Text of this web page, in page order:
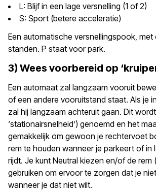
L: Blijf in een lage versnelling (1 of 2)
S: Sport (betere acceleratie)
Een automatische versnellingspook, met
standen. P staat voor park.
3) Wees voorbereid op
Een automaat zal langzaam vooruit
of een andere vooruitstand staat. Als je
zal hij langzaam achteruit gaan. Dit wordt
‘stationairsnelheid’) genoemd en het
gemakkelijk om gewoon je rechtervoet
rem te houden wanneer je parkeert of in
rijdt. Je kunt Neutral kiezen en/of de rem
gebruiken om ervoor te zorgen dat je
wanneer je dat niet wilt.